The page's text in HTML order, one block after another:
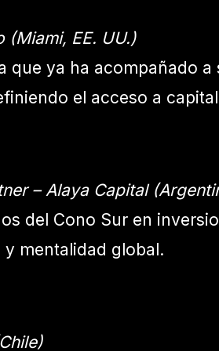
(Miami, EE. UU.)
ya ha acompañado
el acceso a
– Alaya Capital
del Cono Sur en
mentalidad global.